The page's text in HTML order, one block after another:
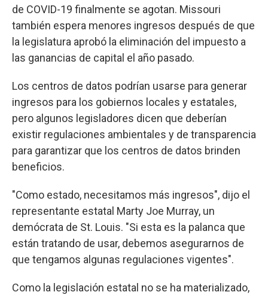
de COVID-19 finalmente se agotan. Missouri
también espera menores ingresos después de que
la legislatura aprobó la eliminación del impuesto a
las ganancias de capital el año pasado.
Los centros de datos podrían usarse para generar
ingresos para los gobiernos locales y estatales,
pero algunos legisladores dicen que deberían
existir regulaciones ambientales y de transparencia
para garantizar que los centros de datos brinden
beneficios.
"Como estado, necesitamos más ingresos", dijo el
representante estatal Marty Joe Murray, un
demócrata de St. Louis. "Si esta es la palanca que
están tratando de usar, debemos asegurarnos de
que tengamos algunas regulaciones vigentes".
Como la legislación estatal no se ha materializado,